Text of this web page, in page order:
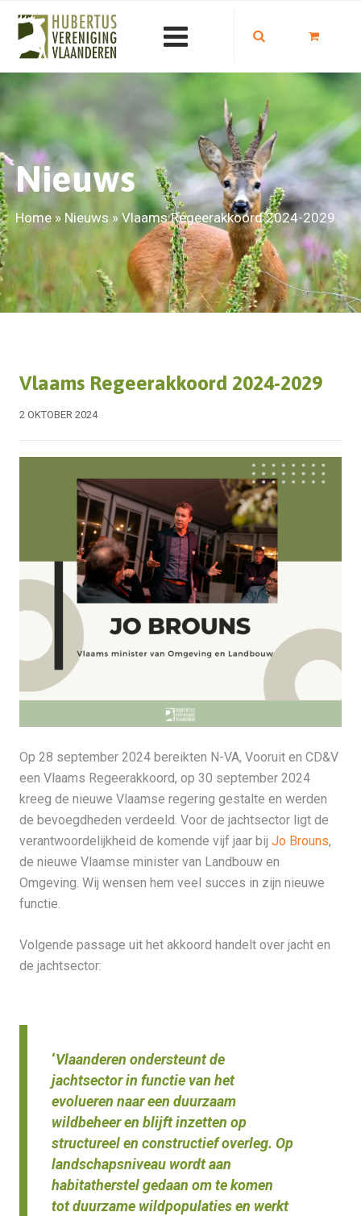
Nieuws
Home» Nieuws »Vlaams Regeerakkoord 2024-2029
Vlaams Regeerakkoord 2024-2029
2 OKTOBER 2024
Op 28 september 2024 bereikten N-VA, Vooruit en CD&V
een Vlaams Regeerakkoord, op 30 september 2024
kreeg de nieuwe Vlaamse regering gestalte en werden
de bevoegdheden verdeeld. Voor de jachtsector ligt de
verantwoordelijkheid de komende vijf jaar bij Jo Brouns,
de nieuwe Vlaamse minister van Landbouw en
Omgeving. Wij wensen hem veel succes in zijn nieuwe
functie.
Volgende passage uit het akkoord handelt over jacht en
de jachtsector:
‘Vlaanderen ondersteunt de
jachtsector in functie van het
evolueren naar een duurzaam
wildbeheer en blijft inzetten op
structureel en constructief overleg. Op
landschapsniveau wordt aan
habitatherstel gedaan om te komen
tot duurzame wildpopulaties en werkt